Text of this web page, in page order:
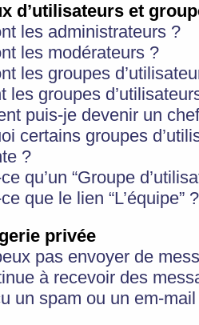
d’utilisateurs et
les administrateurs ?
les modérateurs ?
les groupes
les groupes
puis-je devenir un
certains groupes
?
qu’un “Groupe
que le lien “L’équipe” ?
privée
pas envoyer de
à recevoir des
un spam ou un em-